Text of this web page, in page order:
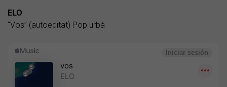
ELO
“Vos” (autoeditat) Pop urbà